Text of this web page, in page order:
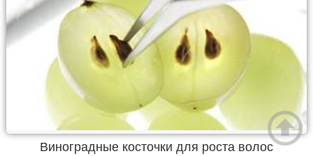
Виноградные косточки для роста волос